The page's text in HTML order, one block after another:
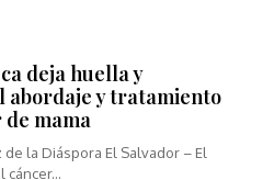
deja huella y
abordaje y tratamiento
mama
de la Diáspora El Salvador – El
cáncer...